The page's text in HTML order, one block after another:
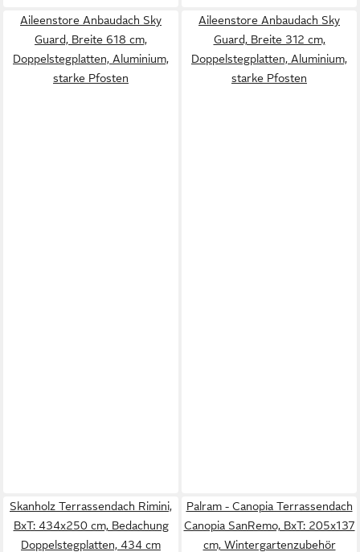
Aileenstore Anbaudach Sky
Guard, Breite 618 cm,
Doppelstegplatten, Aluminium,
starke Pfosten
Aileenstore Anbaudach Sky
Guard, Breite 312 cm,
Doppelstegplatten, Aluminium,
starke Pfosten
Skanholz Terrassendach Rimini,
BxT: 434x250 cm, Bedachung
Doppelstegplatten, 434 cm
Palram - Canopia Terrassendach
Canopia SanRemo, BxT: 205x137
cm, Wintergartenzubehör